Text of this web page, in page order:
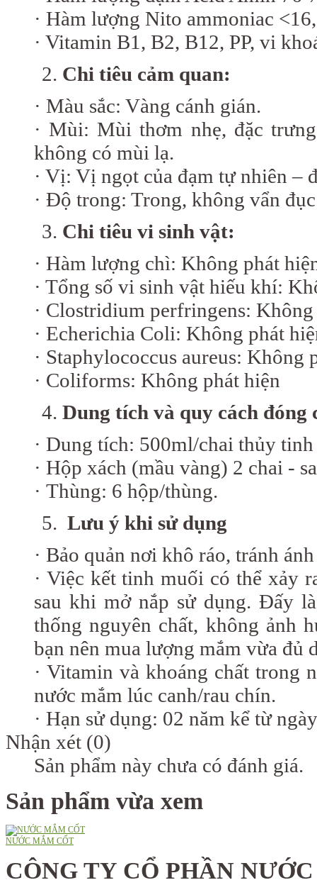
· Hàm lượng Nito ammoniac
· Vitamin B1, B2, B12, PP, vi
Chi tiêu cảm quan:
· Màu sắc: Vàng cánh gián.
· Mùi: Mùi thơm nhẹ, đặc
không có mùi lạ.
· Vị: Vị ngọt của đạm tự nhiên –
· Độ trong: Trong, không vẩn
Chi tiêu vi sinh vật:
· Hàm lượng chì: Không phát
· Tổng số vi sinh vật hiếu khí:
· Clostridium perfringens:
· Echerichia Coli: Không phát
· Staphylococcus aureus: Không
· Coliforms: Không phát hiện
Dung tích và quy cách đóng
· Dung tích: 500ml/chai thủy tinh
· Hộp xách (mầu vàng) 2 chai -
· Thùng: 6 hộp/thùng.
Lưu ý khi sử dụng
· Bảo quản nơi khô ráo, tránh
· Việc kết tinh muối có thể xảy
sau khi mở nắp sử dụng. Đấy
thống nguyên chất, không ảnh
bạn nên mua lượng mắm vừa đủ
· Vitamin và khoáng chất trong
nước mắm lúc canh/rau chín.
· Hạn sử dụng: 02 năm kể từ
Nhận xét (0)
Sản phẩm này chưa có đánh giá.
Sản phẩm vừa xem
NƯỚC MẮM CỐT
CÔNG TY CỔ PHẦN